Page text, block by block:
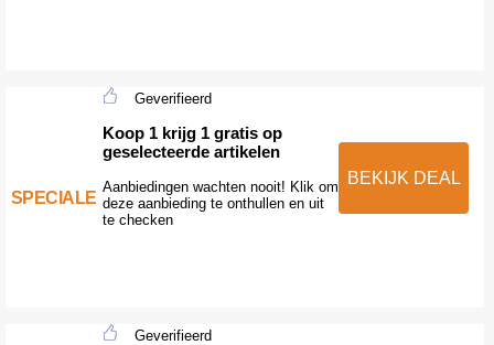
SPECIALE
Geverifieerd
Koop 1 krijg 1 gratis op
geselecteerde artikelen
Aanbiedingen wachten nooit! Klik om
deze aanbieding te onthullen en uit
te checken
BEKIJK DEAL
Geverifieerd